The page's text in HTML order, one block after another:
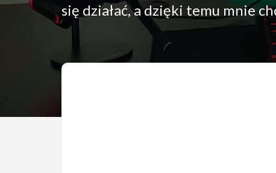
się działać, a dzięki temu mnie